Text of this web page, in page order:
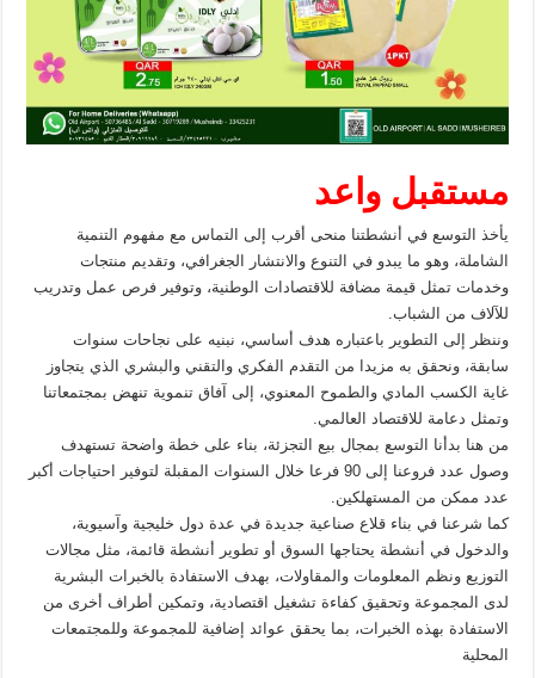
مستقبل واعد
يأخذ التوسع في أنشطتنا منحى أقرب إلى التماس مع مفهوم التنمية
الشاملة، وهو ما يبدو في التنوع والانتشار الجغرافي، وتقديم منتجات
وخدمات تمثل قيمة مضافة للاقتصادات الوطنية، وتوفير فرص عمل وتدريب
للآلاف من الشباب.
وننظر إلى التطوير باعتباره هدف أساسي، نبنيه على نجاحات سنوات
سابقة، ونحقق به مزيدا من التقدم الفكري والتقني والبشري الذي يتجاوز
غاية الكسب المادي والطموح المعنوي، إلى آفاق تنموية تنهض بمجتمعاتنا
وتمثل دعامة للاقتصاد العالمي.
من هنا بدأنا التوسع بمجال بيع التجزئة، بناء على خطة واضحة تستهدف
وصول عدد فروعنا إلى 90 فرعا خلال السنوات المقبلة لتوفير احتياجات أكبر
عدد ممكن من المستهلكين.
كما شرعنا في بناء قلاع صناعية جديدة في عدة دول خليجية وآسيوية،
والدخول في أنشطة يحتاجها السوق أو تطوير أنشطة قائمة، مثل مجالات
التوزيع ونظم المعلومات والمقاولات، بهدف الاستفادة بالخبرات البشرية
لدى المجموعة وتحقيق كفاءة تشغيل اقتصادية، وتمكين أطراف أخرى من
الاستفادة بهذه الخبرات، بما يحقق عوائد إضافية للمجموعة وللمجتمعات
المحلية